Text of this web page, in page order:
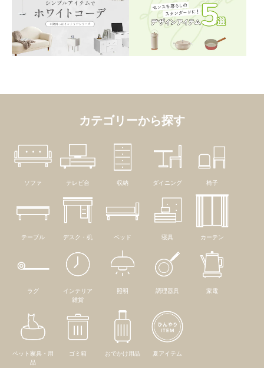
カテゴリーから探す
ソファ テレビ台 収納 ダイニング 椅子
テーブル デスク・机 ベッド 寝具 カーテン
ラグ
インテリア
雑貨
照明 調理器具 家電
ペット家具・用
品
ゴミ箱 おでかけ用品 夏アイテム